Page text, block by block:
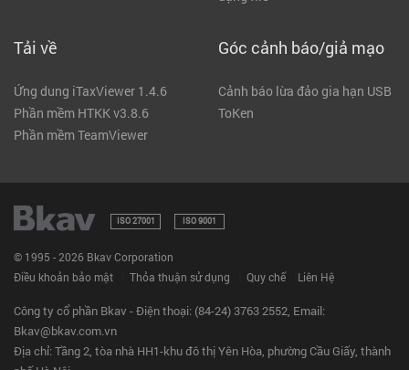
Tải về
Ứng dung iTaxViewer 1.4.6
Phần mềm HTKK v3.8.6
Phần mềm TeamViewer
Góc cảnh báo/giả mạo
Cảnh báo lừa đảo gia hạn USB
ToKen
ISO 27001 ISO 9001
© 1995 - 2026 Bkav Corporation
Điều khoản bảo mật
Thỏa thuận sử dụng Quy chế Liên Hệ
Công ty cổ phần Bkav - Điện thoại: (84-24) 3763 2552, Email:
Bkav@bkav.com.vn
Địa chỉ: Tầng 2, tòa nhà HH1-khu đô thị Yên Hòa, phường Cầu Giấy, thành